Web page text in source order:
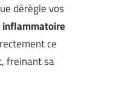
dérègle vos
ce
freinant sa